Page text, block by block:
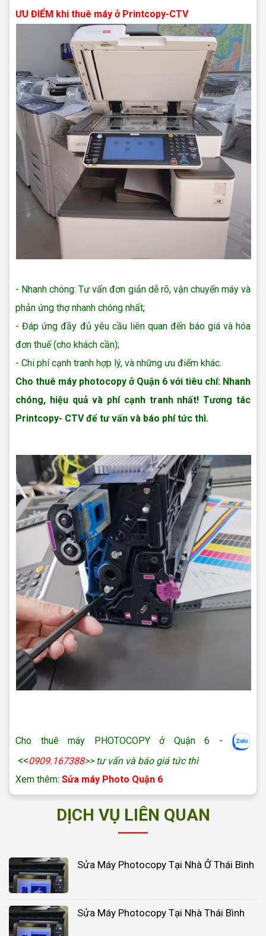
ƯU ĐIỂM khi thuê máy ở Printcopy-CTV
- Nhanh chóng: Tư vấn đơn giản dễ rõ, vận chuyển máy và
phản ứng thợ nhanh chóng nhất;
- Đáp ứng đầy đủ yêu cầu liên quan đến báo giá và hóa
đơn thuế (cho khách cần);
- Chi phí cạnh tranh hợp lý, và những ưu điểm khác.
Cho thuê máy photocopy ở Quận 6 với tiêu chí: Nhanh
chóng, hiệu quả và phí cạnh tranh nhất! Tương tác
Printcopy- CTV để tư vấn và báo phí tức thì.
Cho thuê máy PHOTOCOPY ở Quận 6 -
<<0909.167388>> tư vấn và báo giá tức thì
Xem thêm: Sửa máy Photo Quận 6
DỊCH VỤ LIÊN QUAN
Sửa Máy Photocopy Tại Nhà Ở Thái Bình
Sửa Máy Photocopy Tại Nhà Thái Bình